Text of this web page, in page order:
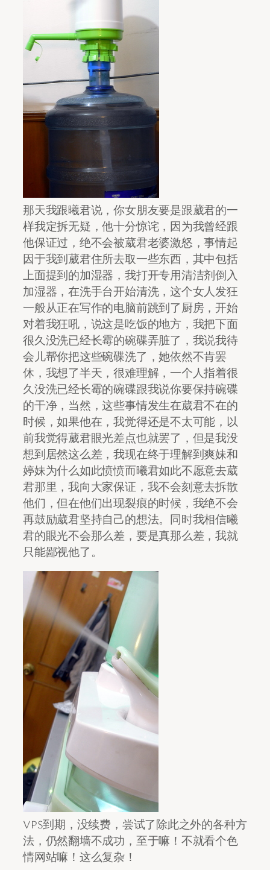
那天我跟曦君说，你女朋友要是跟葳君的一
样我定拆无疑，他十分惊诧，因为我曾经跟
他保证过，绝不会被葳君老婆激怒，事情起
因于我到葳君住所去取一些东西，其中包括
上面提到的加湿器，我打开专用清洁剂倒入
加湿器，在洗手台开始清洗，这个女人发狂
一般从正在写作的电脑前跳到了厨房，开始
对着我狂吼，说这是吃饭的地方，我把下面
很久没洗已经长霉的碗碟弄脏了，我说我待
会儿帮你把这些碗碟洗了，她依然不肯罢
休，我想了半天，很难理解，一个人指着很
久没洗已经长霉的碗碟跟我说你要保持碗碟
的干净，当然，这些事情发生在葳君不在的
时候，如果他在，我觉得还是不太可能，以
前我觉得葳君眼光差点也就罢了，但是我没
想到居然这么差，我现在终于理解到爽妹和
婷妹为什么如此愤愤而曦君如此不愿意去葳
君那里，我向大家保证，我不会刻意去拆散
他们，但在他们出现裂痕的时候，我绝不会
再鼓励葳君坚持自己的想法。同时我相信曦
君的眼光不会那么差，要是真那么差，我就
只能鄙视他了。
VPS到期，没续费，尝试了除此之外的各种方
法，仍然翻墙不成功，至于嘛！不就看个色
情网站嘛！这么复杂！